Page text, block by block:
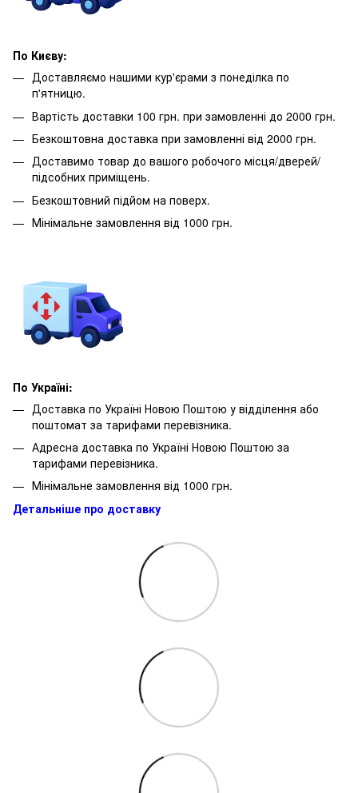
По Києву:
Доставляємо нашими кур'єрами з понеділка по
п'ятницю.
Вартість доставки 100 грн. при замовленні до 2000 грн.
Безкоштовна доставка при замовленні від 2000 грн.
Доставимо товар до вашого робочого місця/дверей/
підсобних приміщень.
Безкоштовний підйом на поверх.
Мінімальне замовлення від 1000 грн.
По Україні:
Доставка по Україні Новою Поштою у відділення або
поштомат за тарифами перевізника.
Адресна доставка по Україні Новою Поштою за
тарифами перевізника.
Мінімальне замовлення від 1000 грн.
Детальніше про доставку